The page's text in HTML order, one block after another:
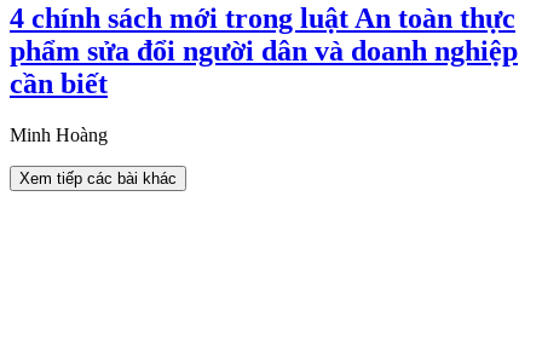
4 chính sách mới trong luật An toàn thực
phẩm sửa đổi người dân và doanh nghiệp
cần biết
Minh Hoàng
Xem tiếp các bài khác